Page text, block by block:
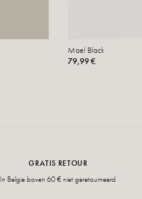
Mael Black
79,99 €
GRATIS RETOUR
In Belgie boven 60 € niet geretourneerd